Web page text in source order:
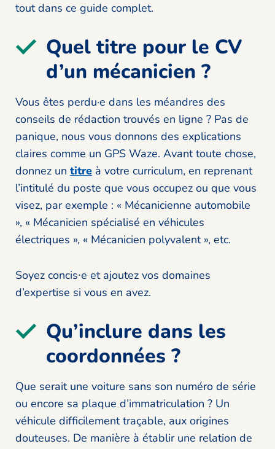
tout dans ce guide complet.
Quel titre pour le CV
d’un mécanicien ?
Vous êtes perdu·e dans les méandres des
conseils de rédaction trouvés en ligne ? Pas de
panique, nous vous donnons des explications
claires comme un GPS Waze. Avant toute chose,
donnez un titre à votre curriculum, en reprenant
l’intitulé du poste que vous occupez ou que vous
visez, par exemple : « Mécanicienne automobile
», « Mécanicien spécialisé en véhicules
électriques », « Mécanicien polyvalent », etc.
Soyez concis⸱e et ajoutez vos domaines
d’expertise si vous en avez.
Qu’inclure dans les
coordonnées ?
Que serait une voiture sans son numéro de série
ou encore sa plaque d’immatriculation ? Un
véhicule difficilement traçable, aux origines
douteuses. De manière à établir une relation de